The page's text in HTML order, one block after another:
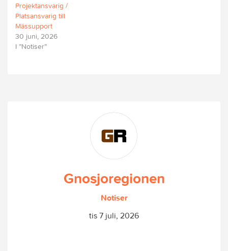
Projektansvarig /
Platsansvarig till
Mässupport
30 juni, 2026
I ”Notiser”
Gnosjoregionen
Notiser
tis 7 juli, 2026